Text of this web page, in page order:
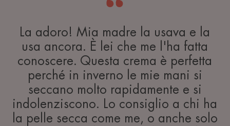
La adoro! Mia madre la usava e la
usa ancora. È lei che me l'ha fatta
conoscere. Questa crema è perfetta
perché in inverno le mie mani si
seccano molto rapidamente e si
indolenziscono. Lo consiglio a chi ha
la pelle secca come me, o anche solo